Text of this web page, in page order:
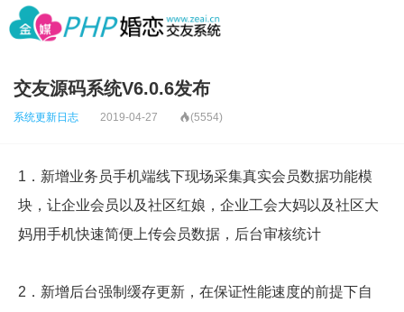
交友源码系统V6.0.6发布
系统更新日志 2019-04-27 (5554)
1．新增业务员手机端线下现场采集真实会员数据功能模
块，让企业会员以及社区红娘，企业工会大妈以及社区大
妈用手机快速简便上传会员数据，后台审核统计
2．新增后台强制缓存更新，在保证性能速度的前提下自